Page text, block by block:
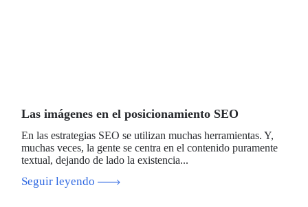
Las imágenes en el posicionamiento SEO
En las estrategias SEO se utilizan muchas herramientas. Y,
muchas veces, la gente se centra en el contenido puramente
textual, dejando de lado la existencia...
Seguir leyendo